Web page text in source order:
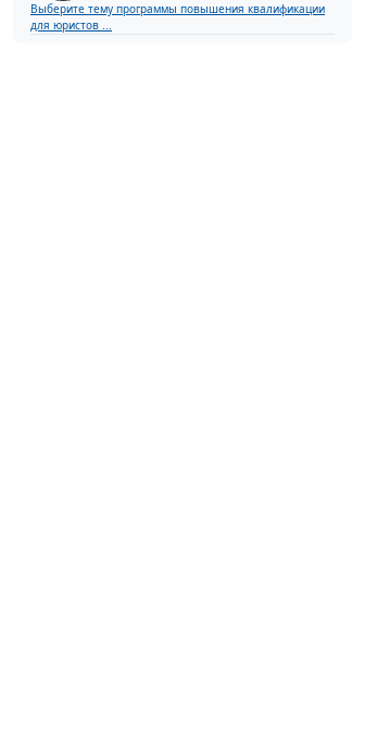
Выберите тему программы повышения квалификации
для юристов ...